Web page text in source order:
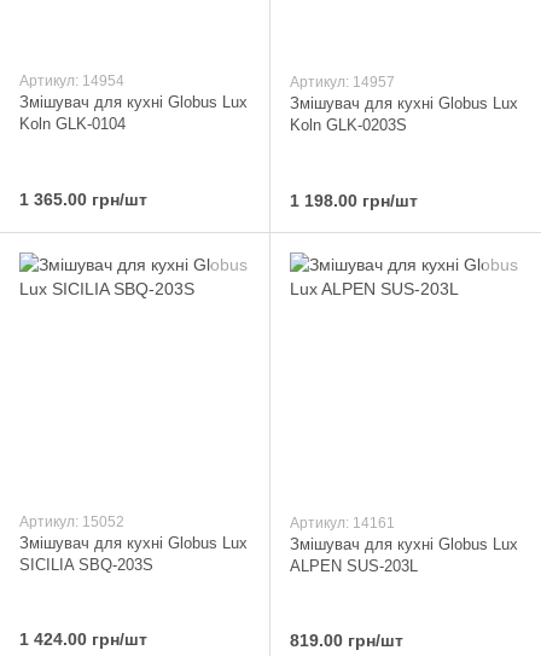
Артикул: 14954
Змішувач для кухні Globus Lux
Koln GLK-0104
1 365.00 грн/шт
Артикул: 14957
Змішувач для кухні Globus Lux
Koln GLK-0203S
1 198.00 грн/шт
Артикул: 15052
Змішувач для кухні Globus Lux
SICILIA SBQ-203S
1 424.00 грн/шт
Артикул: 14161
Змішувач для кухні Globus Lux
ALPEN SUS-203L
819.00 грн/шт